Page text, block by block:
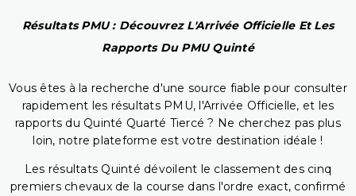
Résultats PMU : Découvrez L'Arrivée Officielle Et Les
Rapports Du PMU Quinté
Vous êtes à la recherche d'une source fiable pour consulter
rapidement les résultats PMU, l'Arrivée Officielle, et les
rapports du Quinté Quarté Tiercé ? Ne cherchez pas plus
loin, notre plateforme est votre destination idéale !
Les résultats Quinté dévoilent le classement des cinq
premiers chevaux de la course dans l'ordre exact, confirmé